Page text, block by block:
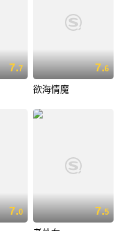
7.7 7.6
欲海情魔
7.0 7.5